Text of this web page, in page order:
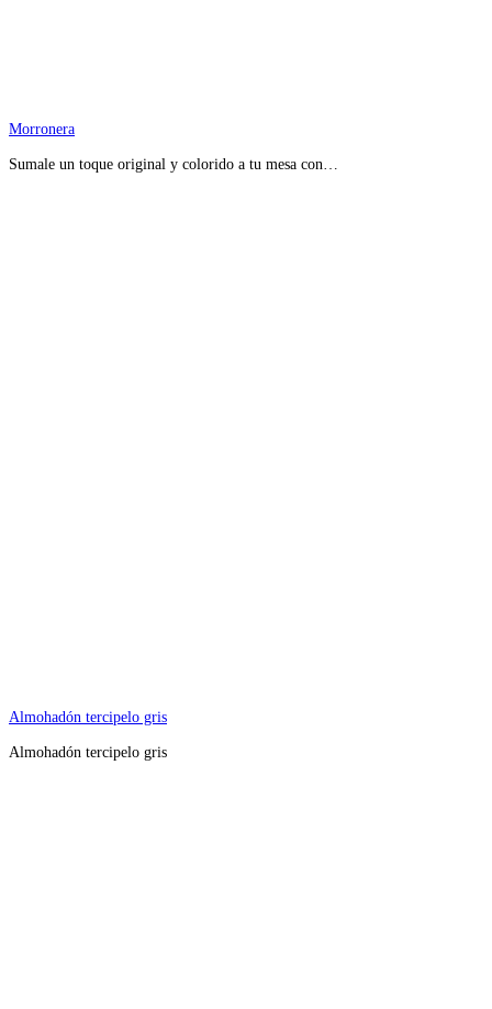
Morronera
Sumale un toque original y colorido a tu mesa con…
Almohadón tercipelo gris
Almohadón tercipelo gris